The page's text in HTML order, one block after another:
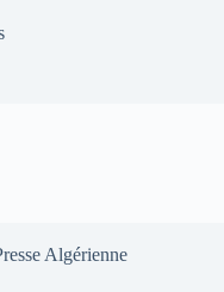
Algérienne